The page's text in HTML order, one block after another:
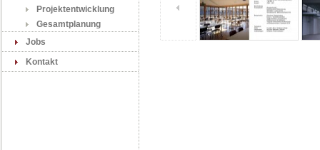
Projektentwicklung
Gesamtplanung
Jobs
Kontakt